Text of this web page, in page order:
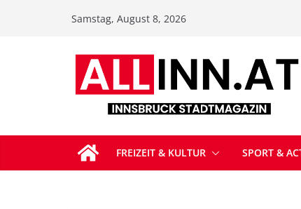
Samstag, August 8, 2026
FREIZEIT & KULTUR SPORT &